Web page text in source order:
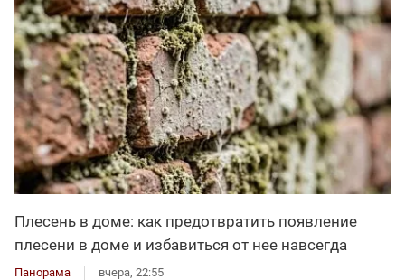
Плесень в доме: как предотвратить появление
плесени в доме и избавиться от нее навсегда
Панорама вчера, 22:55